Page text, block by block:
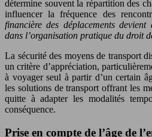
détermine souvent la répartition des
influencer la fréquence des
financière des déplacements
dans l’organisation pratique du droit
La sécurité des moyens de transport
un critère d’appréciation,
à voyager seul à partir d’un certain
les solutions de transport offrant les
quitte à adapter les modalités
conséquence.
Prise en compte de l’âge de